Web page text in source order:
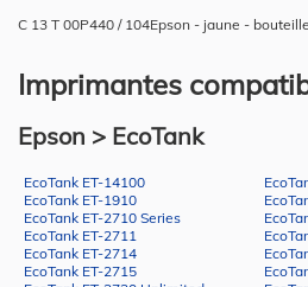
C 13 T 00P440 / 104Epson - jaune -
Imprimantes
Epson > EcoTank
EcoTank ET-14100
EcoTank ET-1910
EcoTank ET-2710 Series
EcoTank ET-2711
EcoTank ET-2714
EcoTank ET-2715